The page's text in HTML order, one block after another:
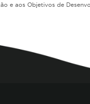
e aos Objetivos de